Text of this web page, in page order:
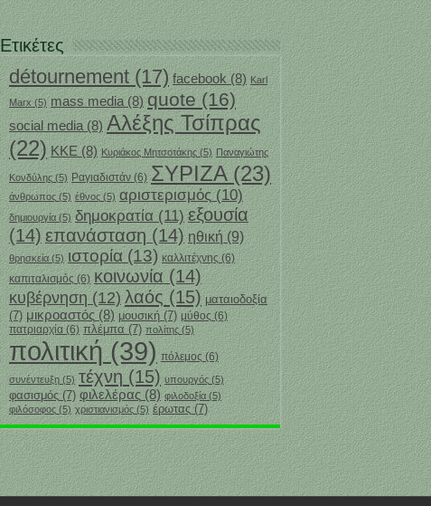
Ετικέτες
détournement(17) facebook(8) Karl
Marx(5) mass media(8) quote (16)
social media (8) Αλέξης Τσίπρας
(22) ΚΚΕ (8) Κυριάκος Μητσοτάκης (5) Παναγιώτης
Κονδύλης (5) Ραγιαδιστάν (6) ΣΥΡΙΖΑ(23)
άνθρωπος(5) έθνος (5) αριστερισμός(10)
δημιουργία(5) δημοκρατία(11) εξουσία
(14)επανάσταση(14) ηθική(9)
θρησκεία(5) ιστορία(13) καλλιτέχνης(6)
καπιταλισμός(6) κοινωνία (14)
κυβέρνηση(12) λαός(15) ματαιοδοξία
(7) μικροαστός(8) μουσική (7) μύθος(6)
πατριαρχία (6) πλέμπα (7) πολίτης(5)
πολιτική(39) πόλεμος (6)
συνέντευξη (5) τέχνη(15) υπουργός(5)
φασισμός(7) φιλελέρας (8) φιλοδοξία (5)
φιλόσοφος (5) χριστιανισμός (5) ‎έρωτας(7)